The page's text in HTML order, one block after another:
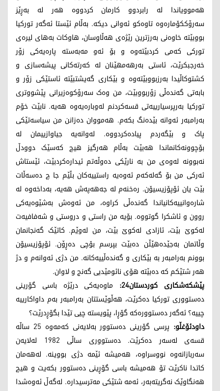
هەموویاندا لە رابردوو کارمان کردووە هەر لە بەڕێز
سەرۆککۆمارەوە تاوەکو ئەوانی دیکە. بەڵام ئێستا ئەگەر تورکیا
بووبێتە خاوەنی بەرزترین رێژەی هەڵاوسان، هاوکات بەهای لیرەی
تورکی کەمی کردبێتەوە و بۆ ئەو مەبەستە پارەیەکی زۆر
خەرجبکرێت، ئاستی بەرهەمهێنان لە کەرتەکانی پیشەسازی و
کشتوکاڵیدا بەرزبووبێتەوە و بێکاری گەیشتبێتە ئاستێکی زۆر و
بابەتی گەندەڵی زۆربووبێت، من وەک سەرۆکوەزیرانی پێشووتری
تورکیا بەرپرسیارییەتی قسەکردنم لەوبارەیەوە هەیە. نابێت خۆم
بەرامبەر ئەوانە بێدەنگ بکەم. هەمووان دەزانن من سیاسەتێکی
پاک و بێگەردم پیادەکردووە. لەوانەیە جیاوازییمان لە
بۆچوونەکانماندا هەبێت بەڵام هەرگیز هیچ کەسێک دوودڵ
نەبوونە لەوەی من بە نارێکی دەوڵەتم ئیدارەکردبێت، ئێستاش
ئەرکی من بۆ گەلەکەم ئەوەیە راستییەکان بڵێم جا چ دەسەڵات
بێت یان ئۆپۆزیسیۆن. رەخنەم لە جەهەپەش هەیە، بەداخەوە لە
شارەوانییەکانیاندا گەندەڵی کراوە، من ئەوەش بەشێوەیەکی
روون و ئاشکرا گوتووە. بۆیە من راستی و دروستی و شەفافیەت
لەکوێ بێت، ئازادی لەکوێ بێت، من لەوێم. کاتێک گەنجانمان
وڵاتمان بەجێدەهێڵن دەبێت بپرسم بۆچی دەڕۆن. ئۆپۆزیسیۆن
بوونم بەرامبەر بە بێکاری و گەندەڵییەکانە. من دژی ئەوانەم و دژ
هەر شتێکم کە دەبێتە هۆی نائومێدیی گەنج و لاوان.
پێشکەشکاری کوردستان24:
ماوەیەکی درێژە باسی گۆرینی
دەستووری تورکیا دەکرێت، هەڵوێستتان بەرامبەر بەم داواکارییە
چییە؟ ئەگەر دەستوورەکە گۆڕا، پێویستە چیی تێدا بگۆڕدرێت؟
داودئۆغڵو:
پرسی گۆرینی دەستوور بەلایەنی کەمەوە 25 ساڵە
قسەی لەسەر دەکرێت. دەستووری ساڵی 1982 لەلایەن
سەربازانەوە نووسراوە، هەمیشە ئێمە دژی بووینە. لەهەمان
کاتدا ناکرێت تۆ هەمیشە باسی گۆڕینی دەستوور بکەیت و هیچ
هەنگاوێک نەگریتەبەر، ئەمە شتێکی مەترسیدارە. لەگەڵ ئەوەشدا